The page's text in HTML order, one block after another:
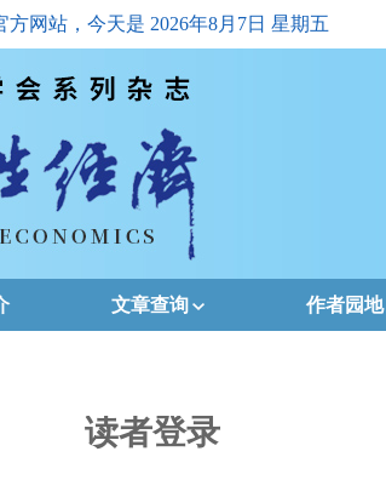
方网站，今天是 2026年8月7日 星期五
文章查询 作者园地
读者登录